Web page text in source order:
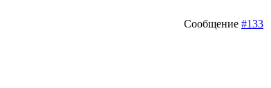
Сообщение #133